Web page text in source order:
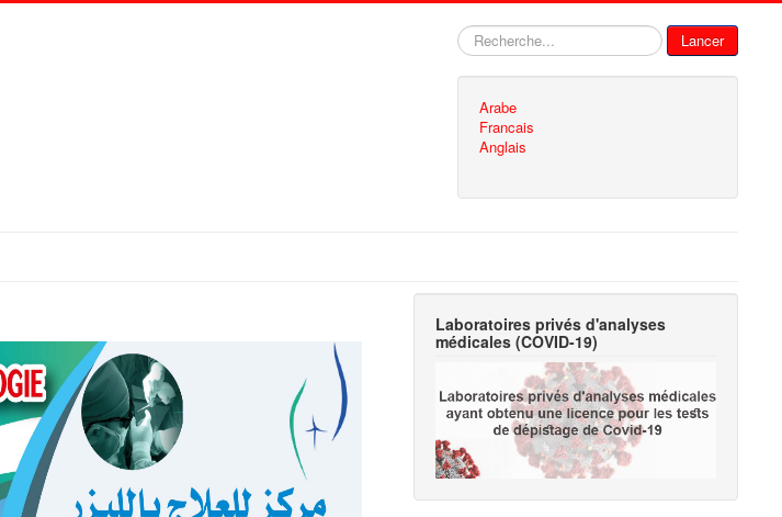
Rechercher Lancer
Arabe
Francais
Anglais
Laboratoires privés d'analyses
médicales (COVID-19)